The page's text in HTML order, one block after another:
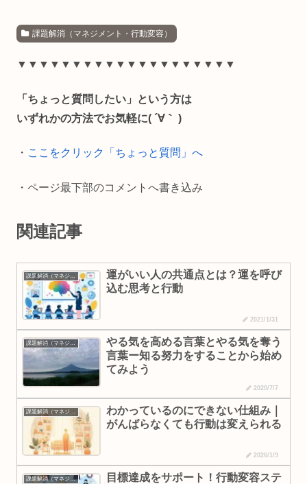
c
e
o
n
e
a
i
p
y
i
課題解消（マネジメント・行動変容）
▼▼▼▼▼▼▼▼▼▼▼▼▼▼▼▼▼▼▼▼
「ちょっと質問したい」という方は
いずれかの方法でお気軽に( ´∀｀ )
・ ここをクリック「ちょっと質問」へ
・ページ最下部のコメントへ書き込み
関連記事
課題解消（マネジメント・行動変容）
運がいい人の共通点とは？運を呼び
込む思考と行動
2021/1/31
課題解消（マネジメント・行動変容）
やる気を高める言葉とやる気を奪う
言葉ー知る努力をすることから始め
てみよう
2020/7/7
課題解消（マネジメント・行動変容）
わかっているのにできない仕組み｜
がんばらなくても行動は変えられる
2026/1/9
課題解消（マネジメント・行動変容）
目標達成をサポート！行動変容ステ